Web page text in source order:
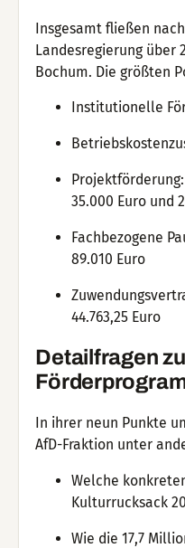
Insgesamt fließen
Landesregierung über
Bochum. Die größten
Institutionelle
35.000 Euro und
Fachbezogene
89.010 Euro
44.763,25 Euro
Detailfragen
In ihrer neun Punkte
AfD-Fraktion unter
Welche
Kulturrucksack
Wie die 17,7